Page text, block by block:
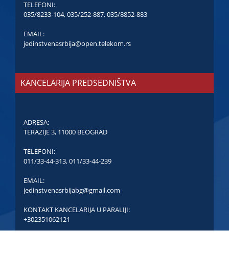
TELEFONI:
035/8233-104,035/252-887,035/8852-883
EMAIL:
jedinstvenasrbija@open.telekom.rs
KANCELARIJA PREDSEDNIŠTVA
ADRESA:
TERAZIJE 3, 11000 BEOGRAD
TELEFONI:
011/33-44-313,011/33-44-239
EMAIL:
jedinstvenasrbijabg@gmail.com
KONTAKT KANCELARIJA U PARALIJI:
+302351062121